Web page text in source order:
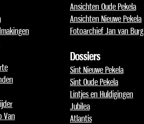
Van
Ansichten Oude Pekela
Ansichten Nieuwe Pekela
Fotoarchief Jan van Burg
Dossiers
Sint Nieuwe Pekela
Sint Oude Pekela
Lintjes en Huldigingen
Jubilea
Atlantis